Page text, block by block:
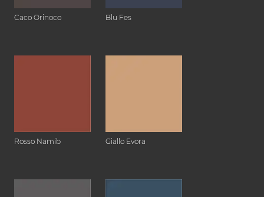
Caco Orinoco Blu Fes
Rosso Namib Giallo Evora